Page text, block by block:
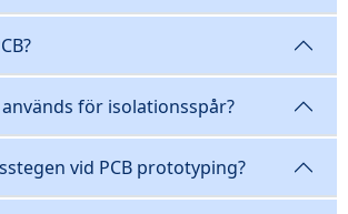
för isolationsspår?
vid PCB prototyping?